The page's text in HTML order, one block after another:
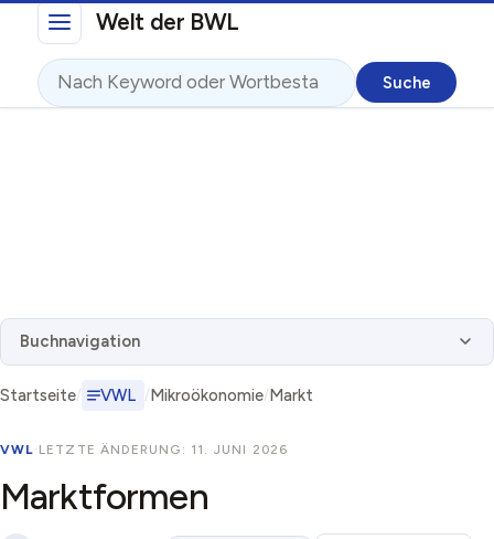
Direkt zum InhaltWelt der BWL
Suche
Buchnavigation
Startseite VWL Mikroökonomie Markt
VWL· LETZTE ÄNDERUNG: 11. JUNI 2026
Marktformen